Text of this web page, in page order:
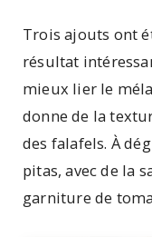
Trois ajouts ont
résultat
mieux lier le
donne de la
des falafels. À
pitas, avec de la
garniture de